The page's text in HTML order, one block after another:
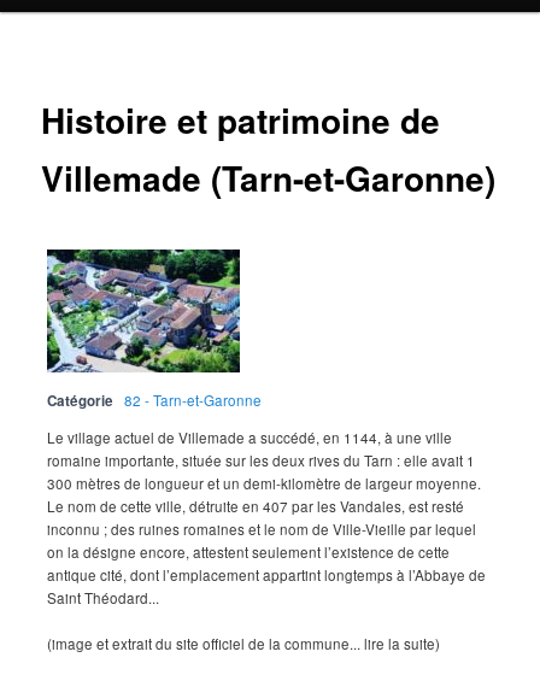
Histoire et patrimoine de
Villemade (Tarn-et-Garonne)
Catégorie
82 - Tarn-et-Garonne
Le village actuel de Villemade a succédé, en 1144, à une ville
romaine importante, située sur les deux rives du Tarn : elle avait 1
300 mètres de longueur et un demi-kilomètre de largeur moyenne.
Le nom de cette ville, détruite en 407 par les Vandales, est resté
inconnu ; des ruines romaines et le nom de Ville-Vieille par lequel
on la désigne encore, attestent seulement l’existence de cette
antique cité, dont l’emplacement appartint longtemps à l’Abbaye de
Saint Théodard...
(image et extrait du site officiel de la commune... lire la suite)